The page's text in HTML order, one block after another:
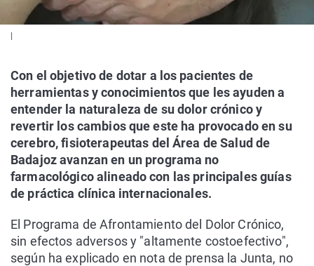
|
Con el objetivo de dotar a los pacientes de
herramientas y conocimientos que les ayuden a
entender la naturaleza de su dolor crónico y
revertir los cambios que este ha provocado en su
cerebro, fisioterapeutas del Área de Salud de
Badajoz avanzan en un programa no
farmacológico alineado con las principales guías
de práctica clínica internacionales.
El Programa de Afrontamiento del Dolor Crónico,
sin efectos adversos y "altamente costoefectivo",
según ha explicado en nota de prensa la Junta, no